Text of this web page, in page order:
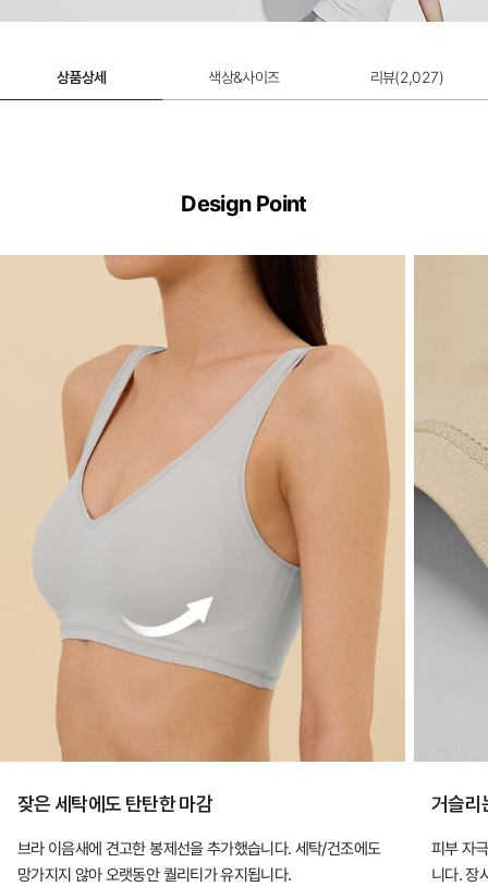
상품상세 색상&사이즈 리뷰(2,027)
Design Point
잦은 세탁에도 탄탄한 마감
브라 이음새에 견고한 봉제선을 추가했습니다. 세탁/건조에도
망가지지 않아 오랫동안 퀄리티가 유지됩니다.
거슬리
피부 자
니다. 장